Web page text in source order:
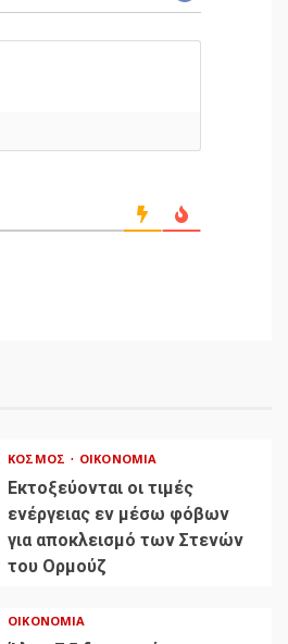
ΚΌΣΜΟΣ ΟΙΚΟΝΟΜΊΑ
Εκτοξεύονται οι τιμές
ενέργειας εν μέσω φόβων
για αποκλεισμό των Στενών
του Ορμούζ
ΟΙΚΟΝΟΜΊΑ